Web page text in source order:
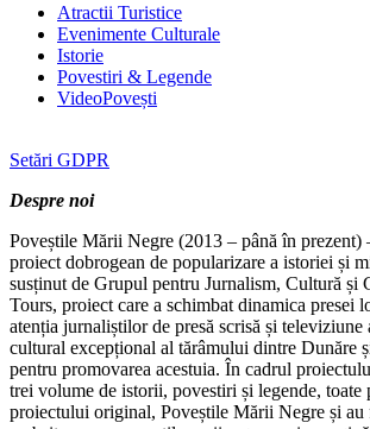
Atractii Turistice
Evenimente Culturale
Istorie
Povestiri & Legende
VideoPovești
Setări GDPR
Despre noi
Poveștile Mării Negre (2013 – până în prezent)
proiect dobrogean de popularizare a istoriei și
susținut de Grupul pentru Jurnalism, Cultură și
Tours, proiect care a schimbat dinamica presei
atenția jurnaliștilor de presă scrisă și
cultural excepțional al tărâmului dintre Dunăre
pentru promovarea acestuia. În cadrul
trei volume de istorii, povestiri și legende, toate
proiectului original, Poveștile Mării Negre și au